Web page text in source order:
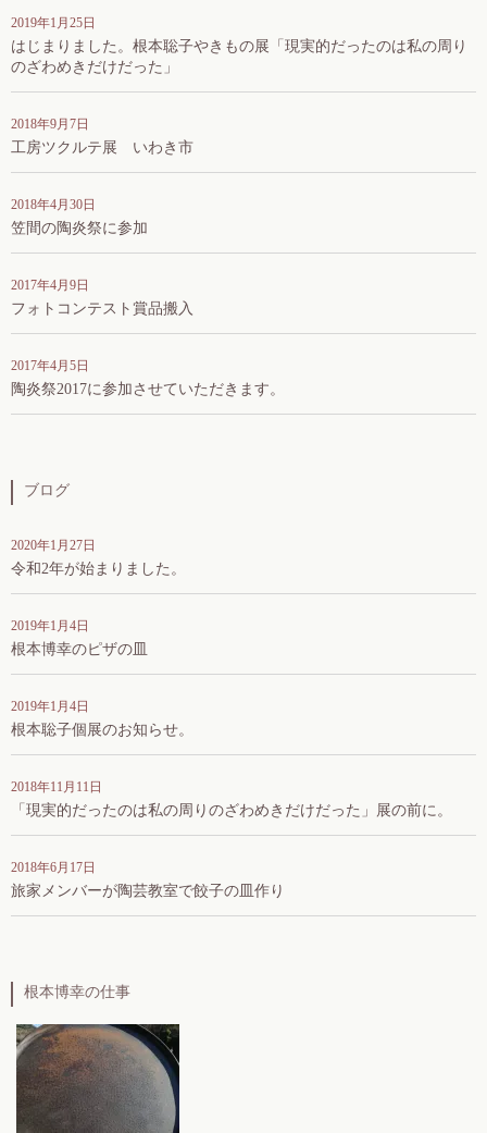
2019年1月25日
はじまりました。根本聡子やきもの展「現実的だったのは私の周り
のざわめきだけだった」
2018年9月7日
工房ツクルテ展 いわき市
2018年4月30日
笠間の陶炎祭に参加
2017年4月9日
フォトコンテスト賞品搬入
2017年4月5日
陶炎祭2017に参加させていただきます。
ブログ
2020年1月27日
令和2年が始まりました。
2019年1月4日
根本博幸のピザの皿
2019年1月4日
根本聡子個展のお知らせ。
2018年11月11日
「現実的だったのは私の周りのざわめきだけだった」展の前に。
2018年6月17日
旅家メンバーが陶芸教室で餃子の皿作り
根本博幸の仕事